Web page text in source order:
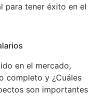
para tener éxito en el
en el mercado,
completo y ¿Cuáles
son importantes